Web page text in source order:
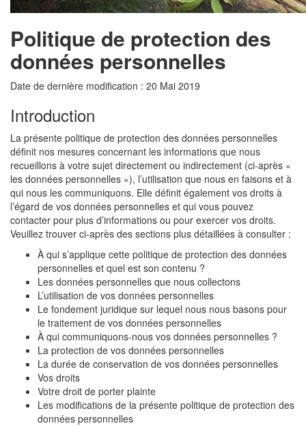
Politique de protection des
données personnelles
Date de dernière modification : 20 Mai 2019
Introduction
La présente politique de protection des données personnelles
définit nos mesures concernant les informations que nous
recueillons à votre sujet directement ou indirectement (ci-après «
les données personnelles »), l’utilisation que nous en faisons et à
qui nous les communiquons. Elle définit également vos droits à
l’égard de vos données personnelles et qui vous pouvez
contacter pour plus d’informations ou pour exercer vos droits.
Veuillez trouver ci-après des sections plus détaillées à consulter :
À qui s’applique cette politique de protection des données
personnelles et quel est son contenu ?
Les données personnelles que nous collectons
L’utilisation de vos données personnelles
Le fondement juridique sur lequel nous nous basons pour
le traitement de vos données personnelles
À qui communiquons-nous vos données personnelles ?
La protection de vos données personnelles
La durée de conservation de vos données personnelles
Vos droits
Votre droit de porter plainte
Les modifications de la présente politique de protection des
données personnelles